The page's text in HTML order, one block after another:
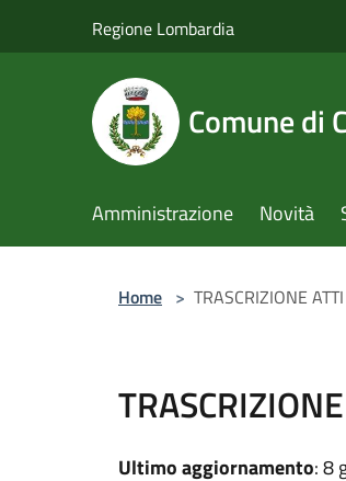
Regione Lombardia
Comune di
Amministrazione Novità
Home > TRASCRIZIONE
Ultimo aggiornamento: 8